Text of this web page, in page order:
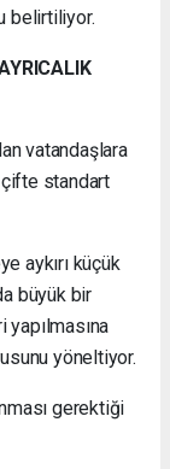
belirtiliyor.
vatandaşlara
çifte standart
aykırı küçük
büyük bir
yöneltiyor.
gerektiği